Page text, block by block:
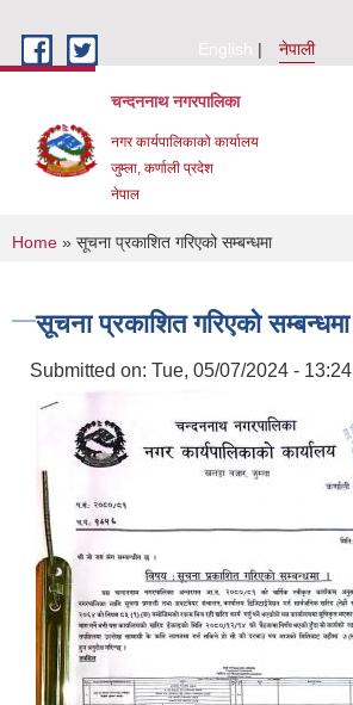
English
नेपाली
चन्दननाथ नगरपालिका
नगर कार्यपालिकाको कार्यालय
जुम्ला, कर्णाली प्रदेश
नेपाल
You are here
Home » सूचना प्रकाशित गरिएको सम्बन्धमा
सूचना प्रकाशित गरिएको सम्बन्धमा
Submitted on: Tue, 05/07/2024 - 13:24